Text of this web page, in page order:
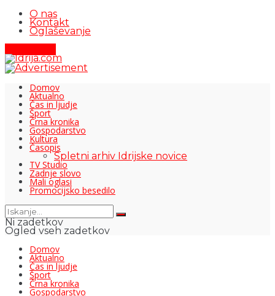
O nas
Kontakt
Oglaševanje
Domov
Aktualno
Čas in ljudje
Šport
Črna kronika
Gospodarstvo
Kultura
Časopis
Spletni arhiv Idrijske novice
TV Studio
Zadnje slovo
Mali oglasi
Promocijsko besedilo
Ni zadetkov
Ogled vseh zadetkov
Domov
Aktualno
Čas in ljudje
Šport
Črna kronika
Gospodarstvo